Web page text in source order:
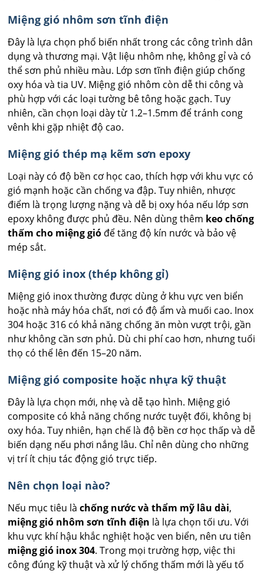
Miệng gió nhôm sơn tĩnh điện
Đây là lựa chọn phổ biến nhất trong các công trình dân
dụng và thương mại. Vật liệu nhôm nhẹ, không gỉ và có
thể sơn phủ nhiều màu. Lớp sơn tĩnh điện giúp chống
oxy hóa và tia UV. Miệng gió nhôm còn dễ thi công và
phù hợp với các loại tường bê tông hoặc gạch. Tuy
nhiên, cần chọn loại dày từ 1.2–1.5mm để tránh cong
vênh khi gặp nhiệt độ cao.
Miệng gió thép mạ kẽm sơn epoxy
Loại này có độ bền cơ học cao, thích hợp với khu vực có
gió mạnh hoặc cần chống va đập. Tuy nhiên, nhược
điểm là trọng lượng nặng và dễ bị oxy hóa nếu lớp sơn
epoxy không được phủ đều. Nên dùng thêm keo chống
thấm cho miệng gió để tăng độ kín nước và bảo vệ
mép sắt.
Miệng gió inox (thép không gỉ)
Miệng gió inox thường được dùng ở khu vực ven biển
hoặc nhà máy hóa chất, nơi có độ ẩm và muối cao. Inox
304 hoặc 316 có khả năng chống ăn mòn vượt trội, gần
như không cần sơn phủ. Dù chi phí cao hơn, nhưng tuổi
thọ có thể lên đến 15–20 năm.
Miệng gió composite hoặc nhựa kỹ thuật
Đây là lựa chọn mới, nhẹ và dễ tạo hình. Miệng gió
composite có khả năng chống nước tuyệt đối, không bị
oxy hóa. Tuy nhiên, hạn chế là độ bền cơ học thấp và dễ
biến dạng nếu phơi nắng lâu. Chỉ nên dùng cho những
vị trí ít chịu tác động gió trực tiếp.
Nên chọn loại nào?
Nếu mục tiêu làchống nước và thẩm mỹ lâu dài,
miệng gió nhôm sơn tĩnh điện là lựa chọn tối ưu. Với
khu vực khí hậu khắc nghiệt hoặc ven biển, nên ưu tiên
miệng gió inox 304. Trong mọi trường hợp, việc thi
công đúng kỹ thuật và xử lý chống thấm mới là yếu tố